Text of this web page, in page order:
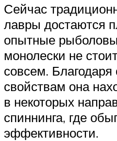
Сейчас
лавры достаются
опытные
монолески не
совсем. Благодаря
свойствам она
в некоторых
спиннинга, где
эффективности.